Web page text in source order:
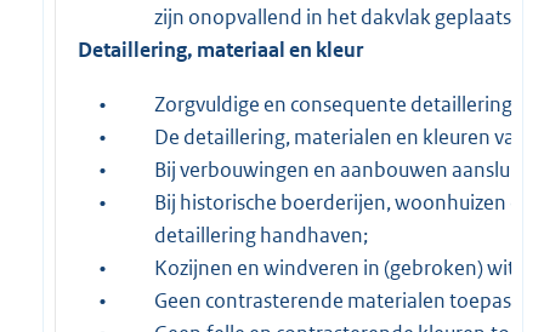
zijn onopvallend in het dakvlak geplaatst
Detaillering, materiaal en kleur
•
Zorgvuldige en consequente detaillering
•
De detaillering, materialen en kleuren van
•
Bij verbouwingen en aanbouwen
•
Bij historische boerderijen, woonhuizen
detaillering handhaven;
•
Kozijnen en windveren in (gebroken) wit
•
Geen contrasterende materialen